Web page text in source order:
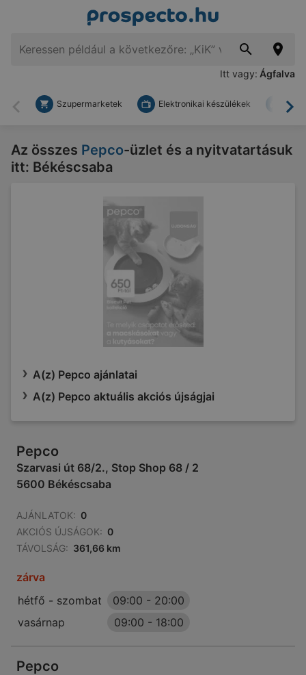
Itt vagy: Ágfalva
Vissza
Szupermarketek Elektronikai készülékek
Az összes Pepco-üzlet és a nyitvatartásuk
itt: Békéscsaba
A(z) Pepco ajánlatai
A(z) Pepco aktuális akciós újságjai
Pepco
Szarvasi út 68/2., Stop Shop 68 / 2
5600 Békéscsaba
AJÁNLATOK: 0
AKCIÓS ÚJSÁGOK: 0
TÁVOLSÁG: 361,66 km
zárva
hétfő - szombat
09:00 - 20:00
vasárnap
09:00 - 18:00
Pepco